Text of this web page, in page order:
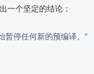
一个坚定的结论：
暂停任何新的预编译。”